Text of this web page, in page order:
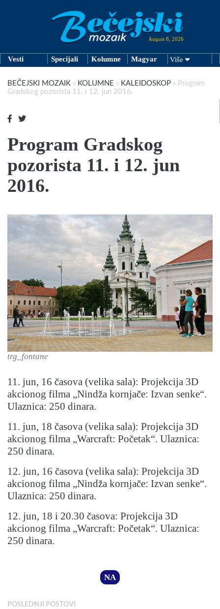
August 8, 2026
Vesti Specijali Kolumne Magyar Više
BEČEJSKI MOZAIK » KOLUMNE » KALEIDOSKOP » Program
Gradskog pozorista 11. i 12. jun 2016.
Program Gradskog
pozorista 11. i 12. jun
2016.
trg_fontane
11. jun, 16 časova (velika sala): Projekcija 3D
akcionog filma „Nindža kornjače: Izvan senke“.
Ulaznica: 250 dinara.
11. jun, 18 časova (velika sala): Projekcija 3D
akcionog filma „Warcraft: Početak“. Ulaznica:
250 dinara.
12. jun, 16 časova (velika sala): Projekcija 3D
akcionog filma „Nindža kornjače: Izvan senke“.
Ulaznica: 250 dinara.
12. jun, 18 i 20.30 časova: Projekcija 3D
akcionog filma „Warcraft: Početak“. Ulaznica:
250 dinara.
NA
POSLEDNJI POSTOVI